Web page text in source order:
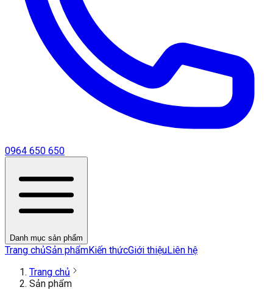
0964 650 650
Danh mục sản phẩm
Trang chủSản phẩmKiến thứcGiới thiệuLiên hệ
Trang chủ
Sản phẩm